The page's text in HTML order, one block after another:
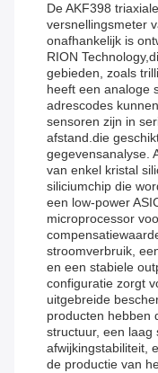
De AKF398
versnellingsmeter
onafhankelijk is
RION
gebieden, zoals
heeft een analoge
adrescodes
sensoren zijn in
afstand.die
gegevensanalyse.
van enkel kristal
siliciumchip die
een low-power
microprocessor
stroomverbruik,
en een stabiele
configuratie zorgt
uitgebreide
producten hebben
structuur, een laag
afwijkingstabiliteit,
de productie van